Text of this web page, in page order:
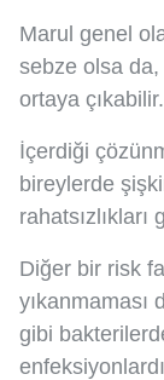
Marul genel
sebze olsa
ortaya çıkabilir.
İçerdiği
bireylerde
Diğer bir risk
yıkanmaması
gibi